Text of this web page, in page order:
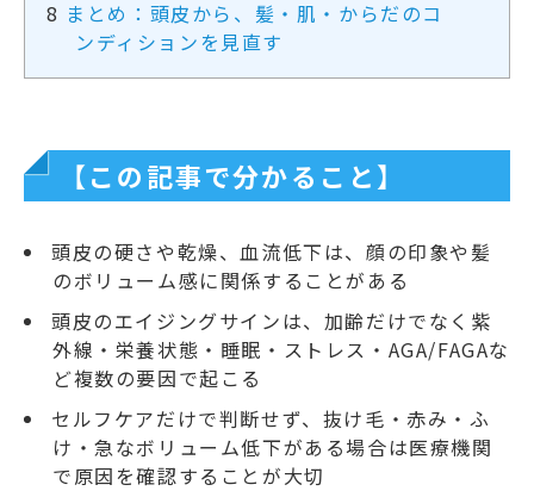
8 まとめ：頭皮から、髪・肌・からだのコ
ンディションを見直す
【この記事で分かること】
頭皮の硬さや乾燥、血流低下は、顔の印象や髪
のボリューム感に関係することがある
頭皮のエイジングサインは、加齢だけでなく紫
外線・栄養状態・睡眠・ストレス・AGA/FAGAな
ど複数の要因で起こる
セルフケアだけで判断せず、抜け毛・赤み・ふ
け・急なボリューム低下がある場合は医療機関
で原因を確認することが大切